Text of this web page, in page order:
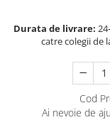
Durata de livrare:
catre colegii de
Cod
Ai nevoie de